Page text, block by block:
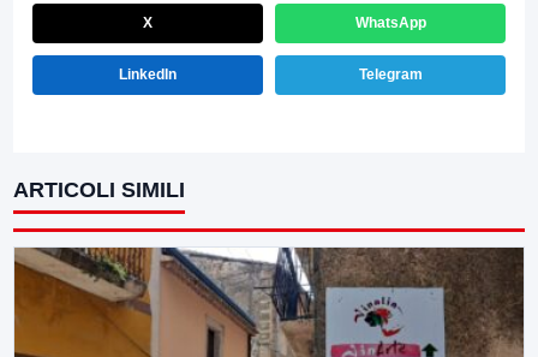
X WhatsApp
LinkedIn Telegram
ARTICOLI SIMILI